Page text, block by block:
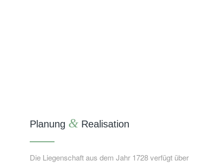
Planung & Realisation
Die Liegenschaft aus dem Jahr 1728 verfügt über